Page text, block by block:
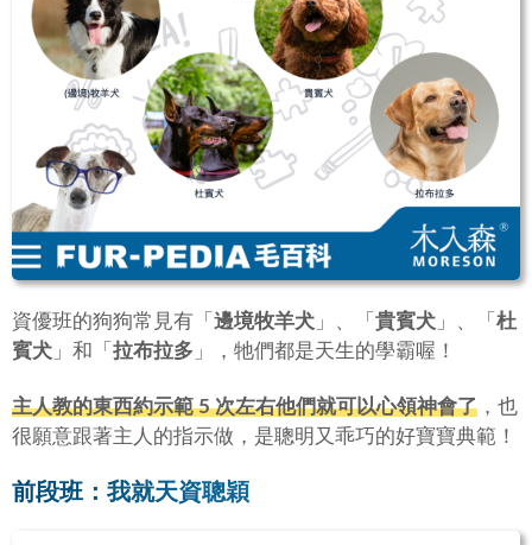
資優班的狗狗常見有「 邊境牧羊犬 」、「 貴賓犬 」、「 杜
賓犬 」和「 拉布拉多 」，牠們都是天生的學霸喔！
主人教的東西約示範 5 次左右他們就可以心領神會了 ，也
很願意跟著主人的指示做，是聰明又乖巧的好寶寶典範！
前段班：我就天資聰穎